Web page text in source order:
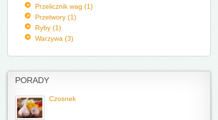
Przelicznik wag (1)
Przetwory (1)
Ryby (1)
Warzywa (3)
PORADY
Czosnek